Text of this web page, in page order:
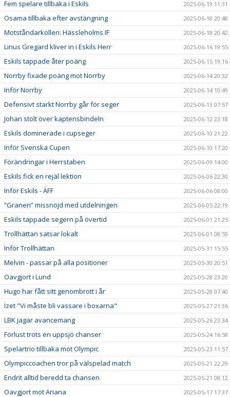
Fem spelare tillbaka i Eskils 2025-06-19 11:31
Osama tillbaka efter avstängning 2025-06-18 20:48
Motståndarkollen: Hässleholms IF 2025-06-18 20:42
Linus Gregard kliver in i Eskils Herr 2025-06-16 19:55
Eskils tappade åter poäng 2025-06-15 19:16
Norrby fixade poäng mot Norrby 2025-06-14 20:32
Inför Norrby 2025-06-14 10:49
Defensivt starkt Norrby går för seger 2025-06-13 07:57
Johan stolt över kaptensbindeln 2025-06-12 23:18
Eskils dominerade i cupseger 2025-06-10 21:22
Inför Svenska Cupen 2025-06-10 17:20
Förändringar i Herrstaben 2025-06-09 14:00
Eskils fick en rejäl lektion 2025-06-06 22:30
Inför Eskils - ÄFF 2025-06-06 08:00
”Granen” missnöjd med utdelningen 2025-06-05 22:19
Eskils tappade segern på övertid 2025-06-01 21:25
Trollhättan satsar lokalt 2025-06-01 08:59
Inför Trollhättan 2025-05-31 15:55
Melvin - passar på alla positioner 2025-05-30 20:51
Oavgjort i Lund 2025-05-28 23:20
Hugo har fått sitt genombrott i år 2025-05-28 07:40
Izet "Vi måste bli vassare i boxarna" 2025-05-27 21:36
LBK jagar avancemang 2025-05-26 23:34
Förlust trots en uppsjö chanser 2025-05-24 16:58
Spelartrio tillbaka mot Olympic 2025-05-23 11:57
Olympiccoachen tror på välspelad match 2025-05-21 22:29
Endrit alltid beredd ta chansen 2025-05-21 08:12
Oavgjort mot Ariana 2025-05-17 17:37